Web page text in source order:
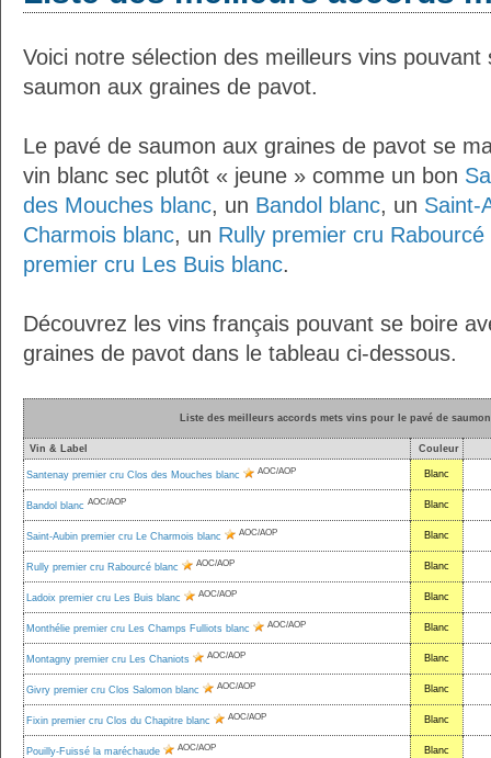
Voici notre sélection des meilleurs vins
saumon aux graines de pavot.
Le pavé de saumon aux graines de pavot se
vin blanc sec plutôt « jeune » comme un bon
des Mouches blanc, un Bandol blanc, un Saint-
Charmois blanc, un Rully premier cru Rabourcé
premier cru Les Buis blanc.
Découvrez les vins français pouvant se boire
graines de pavot dans le tableau ci-dessous.
Liste des meilleurs accords mets vins pour le pavé de
Vin & Label Couleur
Santenay premier cru Clos des Mouches blanc AOC/AOP Blanc
Bandol blanc AOC/AOP Blanc
Saint-Aubin premier cru Le Charmois blanc AOC/AOP Blanc
Rully premier cru Rabourcé blanc AOC/AOP Blanc
Ladoix premier cru Les Buis blanc AOC/AOP Blanc
Monthélie premier cru Les Champs Fulliots blanc AOC/AOP Blanc
Montagny premier cru Les Chaniots AOC/AOP Blanc
Givry premier cru Clos Salomon blanc AOC/AOP Blanc
Fixin premier cru Clos du Chapitre blanc AOC/AOP Blanc
Pouilly-Fuissé la maréchaude AOC/AOP Blanc